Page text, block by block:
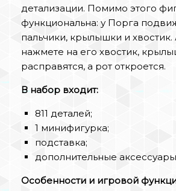
детализации. Помимо этого
функциональна: у Порга
пальчики, крылышки и
нажмете на его хвостик,
расправятся, а рот откроется.
В набор входит:
811 деталей;
1 минифигурка;
подставка;
дополнительные
Особенности и игровой